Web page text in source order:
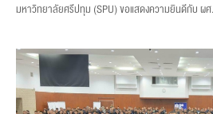
มหาวิทยาลัยศรีปทุม (SPU) ขอแสดงความยินดีกับ ผ